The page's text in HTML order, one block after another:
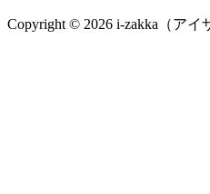
Copyright © 2026 i-zakka（アイ